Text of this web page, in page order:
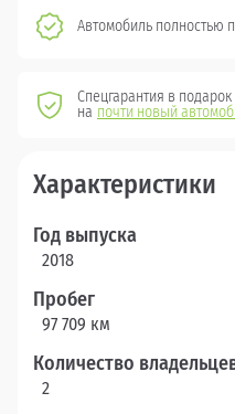
Автомобиль полностью
Спецгарантия в
на почти новый
Характеристики
Год выпуска
2018
Пробег
97 709 км
Количество
2